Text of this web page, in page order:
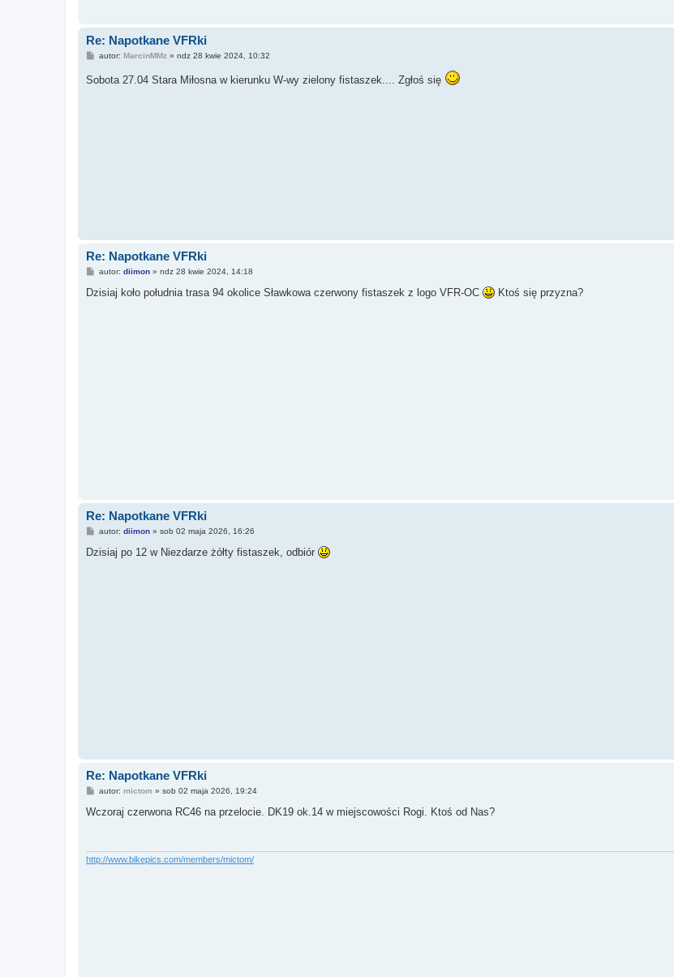
Re: Napotkane VFRki
P
s
t
autor: MarcinMMz» ndz 28 kwie 2024, 10:32
Sobota 27.04 Stara Miłosna w kierunku W-wy zielony fistaszek.... Zgłoś się
Re: Napotkane VFRki
P
s
autor: diimon» ndz 28 kwie 2024, 14:18
Dzisiaj koło południa trasa 94 okolice Sławkowa czerwony fistaszek z logo VFR-OC Ktoś się przyzna?
Re: Napotkane VFRki
P
s
autor: diimon» sob 02 maja 2026, 16:26
Dzisiaj po 12 w Niezdarze żółty fistaszek, odbiór
Re: Napotkane VFRki
P
s
autor: mictom» sob 02 maja 2026, 19:24
Wczoraj czerwona RC46 na przelocie. DK19 ok.14 w miejscowości Rogi. Ktoś od Nas?
http://www.bikepics.com/members/mictom/